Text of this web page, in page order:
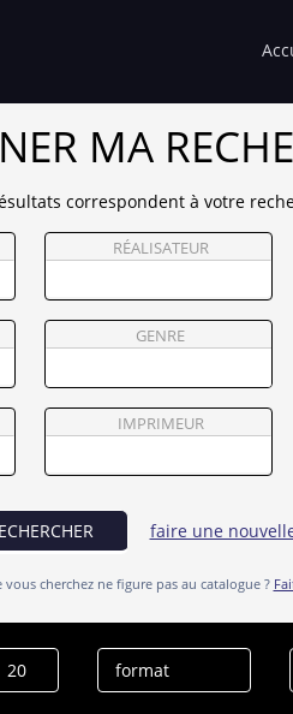
MA
correspondent à votre
RÉALISATEUR
GENRE
IMPRIMEUR
faire une
vous cherchez ne figure pas au catalogue ?
Grandon
effacer